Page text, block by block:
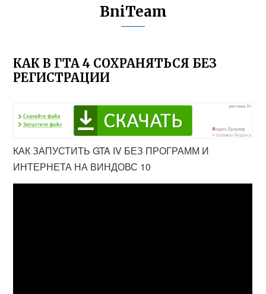
BniTeam
КАК В ГТА 4 СОХРАНЯТЬСЯ БЕЗ
РЕГИСТРАЦИИ
КАК ЗАПУСТИТЬ GTA IV БЕЗ ПРОГРАММ И
ИНТЕРНЕТА НА ВИНДОВС 10